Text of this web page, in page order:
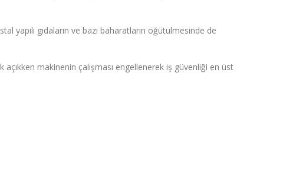
yapılı gıdaların ve bazı baharatların öğütülmesinde de
açıkken makinenin çalışması engellenerek iş güvenliği en üst